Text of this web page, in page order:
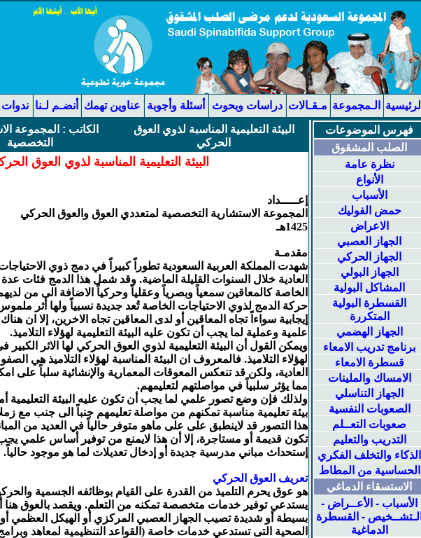
الرئيسية الـمجموعة مـقـالات دراسات وبحوث أسئلة وأجوبة عناوين تهمك أنضـم لـنا
فهرس الموضوعات
الصلب المشقوق
نظرة عامة
الأنواع
الأسباب
حمض الفوليك
الاعراض
الجهاز العصبي
الجهاز الحركي
الجهاز البولي
المشاكل البولية
القسطرة البولية
المتكررة
الجهاز الهضمي
برنامج تدريب الامعاء
قسطرة الامعاء
الامساك والملينات
الجهاز التناسلي
الصعوبات النفسية
صعوبات التعــلم
التدريب والتعليم
الذكاء والتخلف الفكري
الحساسية من المطاط
الاستسقاء الدماغي
الأسباب - الأعــراض -
الـتشــخيص - القسطرة
الدماغية
البيئة التعليمية المناسبة لذوي العوق
الحركي
الكاتب : المجموعة
التخصصية
البيئة التعليمية المناسبة لذوي العوق
إعـــــداد
المجموعة الاستشارية التخصصية لمتعددي العوق والعوق الحركي
1425هـ
مقدمـة
شهدت المملكة العربية السعودية تطوراً كبيراً في دمج ذوي
العادية خلال السنوات القليلة الماضية. وقد شمل هذا الدمج فئات
الخاصة كالمعاقين سمعياً وبصرياً وعقلياً وحركياً الاضافة الى من
حركة الدمج لذوي الاحتياجات الخاصة تُعد جديدة نسبياً ولها أثر
إيجابية سواءاً تجاه المعاقين أو لدى المعاقين تجاه الاخرين، إلا ان
علمية وعملية لما يجب أن تكون عليه البيئة التعليمية لهؤلاء التلاميذ.
ويمكن القول أن البيئة التعليمية لذوي العوق الحركي لها الاثر الكبير
لهؤلاء التلاميذ. فالمعروف ان البيئة المناسبة لهؤلاء التلاميذ هي
العادية، ولكن قد تنعكس المعوقات المعمارية والإنشائية سلباً على
مما يؤثر سلبياً في مواصلتهم لتعليمهم.
ولذلك فإن وضع تصور علمي لما يجب أن تكون عليه البيئة التعليمية
بيئة تعليمية مناسبة تمكنهم من مواصلة تعليمهم جنباً الى جنب مع
هذا التصور قد لاينطبق على على ماهو متوفر حالياً في العديد من
تكون قديمة أو مستاجرة، إلا أن هذا لايمنع من توفير أساس علمي
إستحداث مباني مدرسية جديدة أو إدخال تعديلات لما هو موجود حالياً.
تعريف العوق الحركي
هو عوق يحرم التلميذ من القدرة على القيام بوظائفه الجسمية
يستدعي توفير خدمات متخصصة تمكنه من التعلم. ويقصد بالعوق هنا
بسيطة أو شديدة تصيب الجهاز العصبي المركزي أو الهيكل العظمي أو
الصحية التى تستدعي خدمات خاصة (القواعد التنظيمية لمعاهد وبرامج